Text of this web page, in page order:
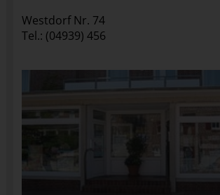
Westdorf Nr. 74
Tel.: (04939) 456